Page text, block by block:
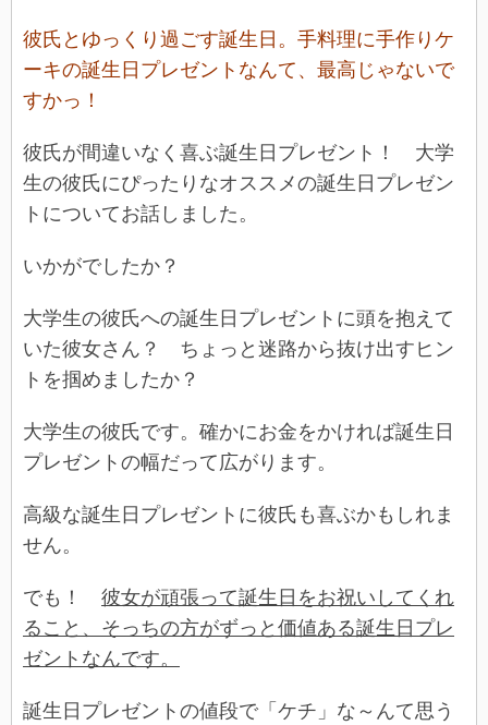
彼氏とゆっくり過ごす誕生日。手料理に手作りケ
ーキの誕生日プレゼントなんて、最高じゃないで
すかっ！
彼氏が間違いなく喜ぶ誕生日プレゼント！ 大学
生の彼氏にぴったりなオススメの誕生日プレゼン
トについてお話しました。
いかがでしたか？
大学生の彼氏への誕生日プレゼントに頭を抱えて
いた彼女さん？ ちょっと迷路から抜け出すヒン
トを掴めましたか？
大学生の彼氏です。確かにお金をかければ誕生日
プレゼントの幅だって広がります。
高級な誕生日プレゼントに彼氏も喜ぶかもしれま
せん。
でも！ 彼女が頑張って誕生日をお祝いしてくれ
ること、そっちの方がずっと価値ある誕生日プレ
ゼントなんです。
誕生日プレゼントの値段で「ケチ」な～んて思う